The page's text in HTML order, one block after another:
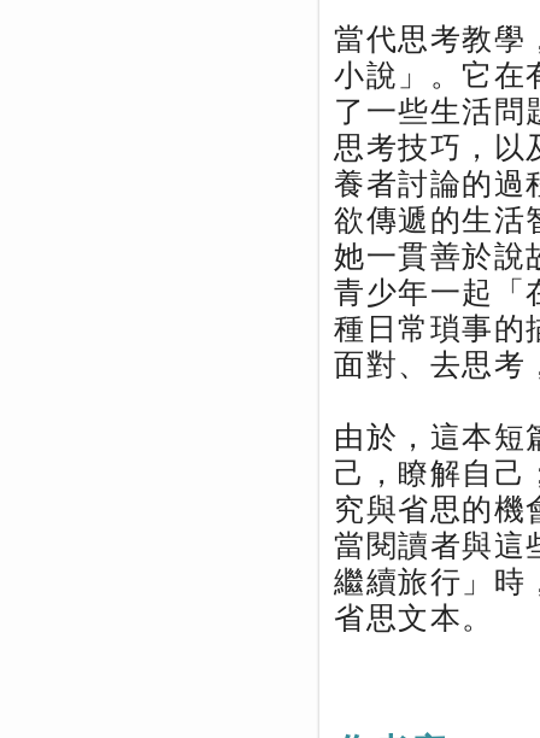
當代思考教學
小說」。它在
了一些生活問
思考技巧，以
養者討論的過
欲傳遞的生活
她一貫善於說
青少年一起「
種日常瑣事的
面對、去思考
由於，這本短
己，瞭解自己
究與省思的機
當閱讀者與這
繼續旅行」時
省思文本。